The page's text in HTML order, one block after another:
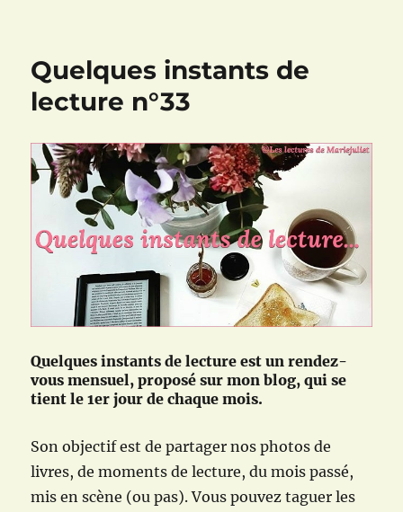
lecture
Quelques instants de
lecture n°33
Quelques instants de lecture est un rendez-
vous mensuel, proposé sur mon blog, qui se
tient le 1er jour de chaque mois.
Son objectif est de partager nos photos de
livres, de moments de lecture, du mois passé,
mis en scène (ou pas). Vous pouvez taguer les